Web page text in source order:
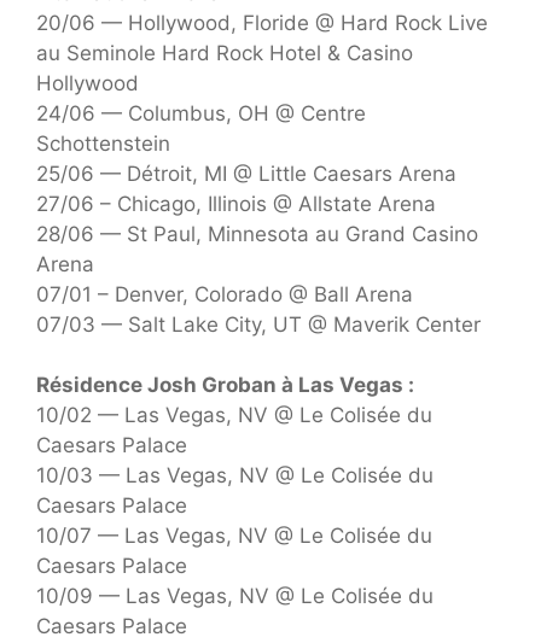
20/06 — Hollywood, Floride @ Hard Rock Live
au Seminole Hard Rock Hotel & Casino
Hollywood
24/06 — Columbus, OH @ Centre
Schottenstein
25/06 — Détroit, MI @ Little Caesars Arena
27/06 – Chicago, Illinois @ Allstate Arena
28/06 — St Paul, Minnesota au Grand Casino
Arena
07/01 – Denver, Colorado @ Ball Arena
07/03 — Salt Lake City, UT @ Maverik Center
Résidence Josh Groban à Las Vegas :
10/02 — Las Vegas, NV @ Le Colisée du
Caesars Palace
10/03 — Las Vegas, NV @ Le Colisée du
Caesars Palace
10/07 — Las Vegas, NV @ Le Colisée du
Caesars Palace
10/09 — Las Vegas, NV @ Le Colisée du
Caesars Palace